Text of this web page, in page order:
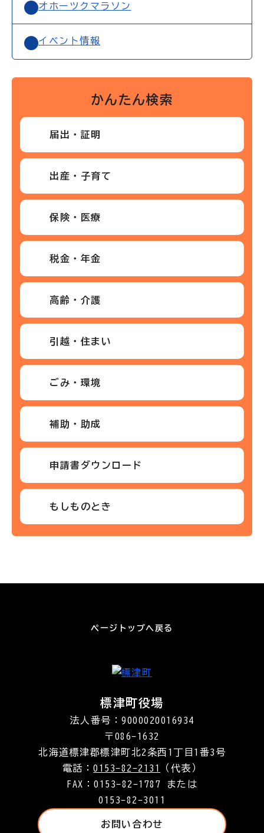
オホーツクマラソン
イベント情報
かんたん検索
届出・証明
出産・子育て
保険・医療
税金・年金
高齢・介護
引越・住まい
ごみ・環境
補助・助成
申請書ダウンロード
もしものとき
ページトップへ戻る
標津町役場
法人番号：9000020016934
〒086-1632
北海道標津郡標津町北2条西1丁目1番3号
電話：0153-82-2131
（代表）
FAX：0153-82-1787 または
0153-82-3011
お問い合わせ